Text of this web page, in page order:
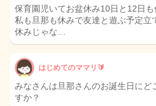
保育園児いてお盆休み10日と12日
私も旦那も休みで友達と遊ぶ予定立
休みじゃな…
はじめてのママリ🔰
みなさんは旦那さんのお誕生日にど
すか？